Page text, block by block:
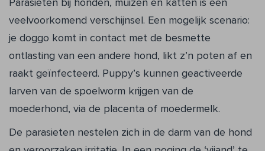
veelvoorkomend verschijnsel. Een mogelijk scenario:
je doggo komt in contact met de besmette
ontlasting van een andere hond, likt z’n poten af en
raakt geïnfecteerd. Puppy’s kunnen geactiveerde
larven van de spoelworm krijgen van de
moederhond, via de placenta of moedermelk.
De parasieten nestelen zich in de darm van de hond